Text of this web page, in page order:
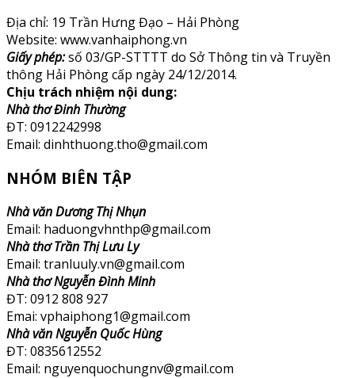
Địa chỉ: 19 Trần Hưng Đạo – Hải Phòng
Website: www.vanhaiphong.vn
Giấy phép:số 03/GP-STTTT do Sở Thông tin và Truyền
thông Hải Phòng cấp ngày 24/12/2014.
Chịu trách nhiệm nội dung:
Nhà thơ Đinh Thường
ĐT: 0912242998
Email: dinhthuong.tho@gmail.com
NHÓM BIÊN TẬP
Nhà văn Dương Thị Nhụn
Email: haduongvhnthp@gmail.com
Nhà thơ Trần Thị Lưu Ly
Email: tranluuly.vn@gmail.com
Nhà thơ Nguyễn Đình Minh
ĐT: 0912 808 927
Emai: vphaiphong1@gmail.com
Nhà văn Nguyễn Quốc Hùng
ĐT: 0835612552
Email: nguyenquochungnv@gmail.com